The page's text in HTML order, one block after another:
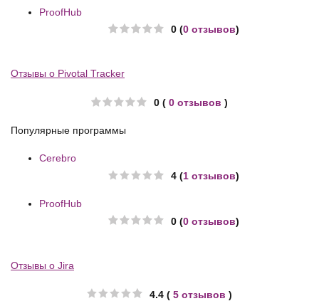
ProofHub
0 (0 отзывов)
Отзывы о Pivotal Tracker
0 ( 0 отзывов )
Популярные программы
Cerebro
4 (1 отзывов)
ProofHub
0 (0 отзывов)
Отзывы о Jira
4.4 ( 5 отзывов )